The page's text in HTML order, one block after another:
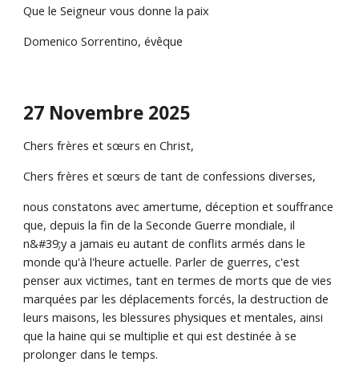
Que le Seigneur vous donne la paix
Domenico Sorrentino, évêque
27 Novembre 2025
Chers frères et sœurs en Christ,
Chers frères et sœurs de tant de confessions diverses,
nous constatons avec amertume, déception et souffrance
que, depuis la fin de la Seconde Guerre mondiale, il
n&#39;y a jamais eu autant de conflits armés dans le
monde qu'à l'heure actuelle. Parler de guerres, c'est
penser aux victimes, tant en termes de morts que de vies
marquées par les déplacements forcés, la destruction de
leurs maisons, les blessures physiques et mentales, ainsi
que la haine qui se multiplie et qui est destinée à se
prolonger dans le temps.